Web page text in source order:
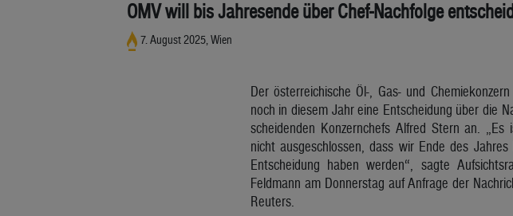
OMV will bis Jahresende über Chef-Nachfolge
7. August 2025, Wien
Der österreichische Öl-, Gas- und
noch in diesem Jahr eine Entscheidung über die
scheidenden Konzernchefs Alfred Stern an. „Es
nicht ausgeschlossen, dass wir Ende des Jahres
Entscheidung haben werden“, sagte
Feldmann am Donnerstag auf Anfrage der
Reuters.